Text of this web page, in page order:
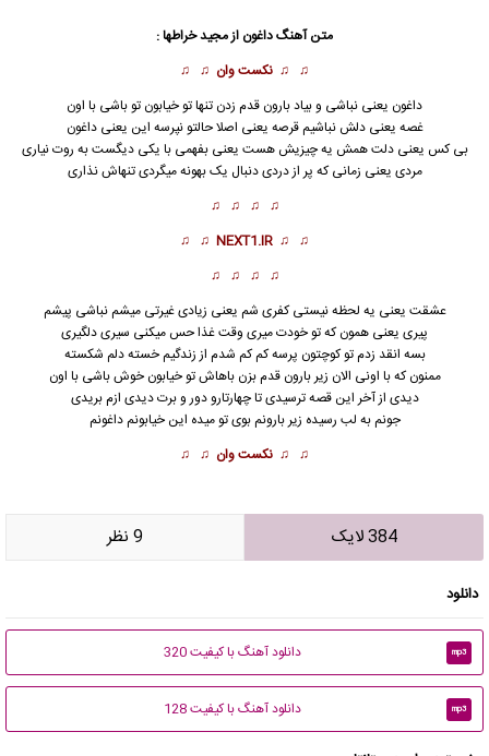
متن آهنگ داغون ازمجید خراطها:
♫ ♫ نکست وان ♫ ♫
داغون یعنی نباشی و بیاد بارون قدم زدن تنها تو خیابون تو باشی با اون
غصه یعنی دلش نباشیم قرصه یعنی اصلا حالتو نپرسه این یعنی داغون
بی کس یعنی دلت همش یه چیزیش هست یعنی بفهمی با یکی دیگست به روت نیاری
مردی یعنی زمانی که پر از دردی دنبال یک بهونه میگردی تنهاش نذاری
♫ ♫ ♫ ♫
♫ ♫
NEXT1.IR
♫ ♫
♫ ♫ ♫ ♫
عشقت یعنی یه لحظه نیستی کفری شم یعنی زیادی غیرتی میشم نباشی پیشم
پیری یعنی همون که تو خودت میری وقت غذا حس میکنی سیری دلگیری
بسه انقد زدم تو کوچتون پرسه کم کم شدم از زندگیم خسته دلم شکسته
ممنون که با اونی الان زیر بارون قدم بزن باهاش تو خیابون خوش باشی با اون
دیدی از آخر این قصه ترسیدی تا چهارتارو دور و برت دیدی ازم بریدی
جونم به لب رسیده زیر بارونم بوی تو میده این خیابونمداغونم
♫ ♫ نکست وان ♫ ♫
384 لایک 9 نظر
دانلود
mp3 دانلود آهنگ با کیفیت 320
mp3 دانلود آهنگ با کیفیت 128